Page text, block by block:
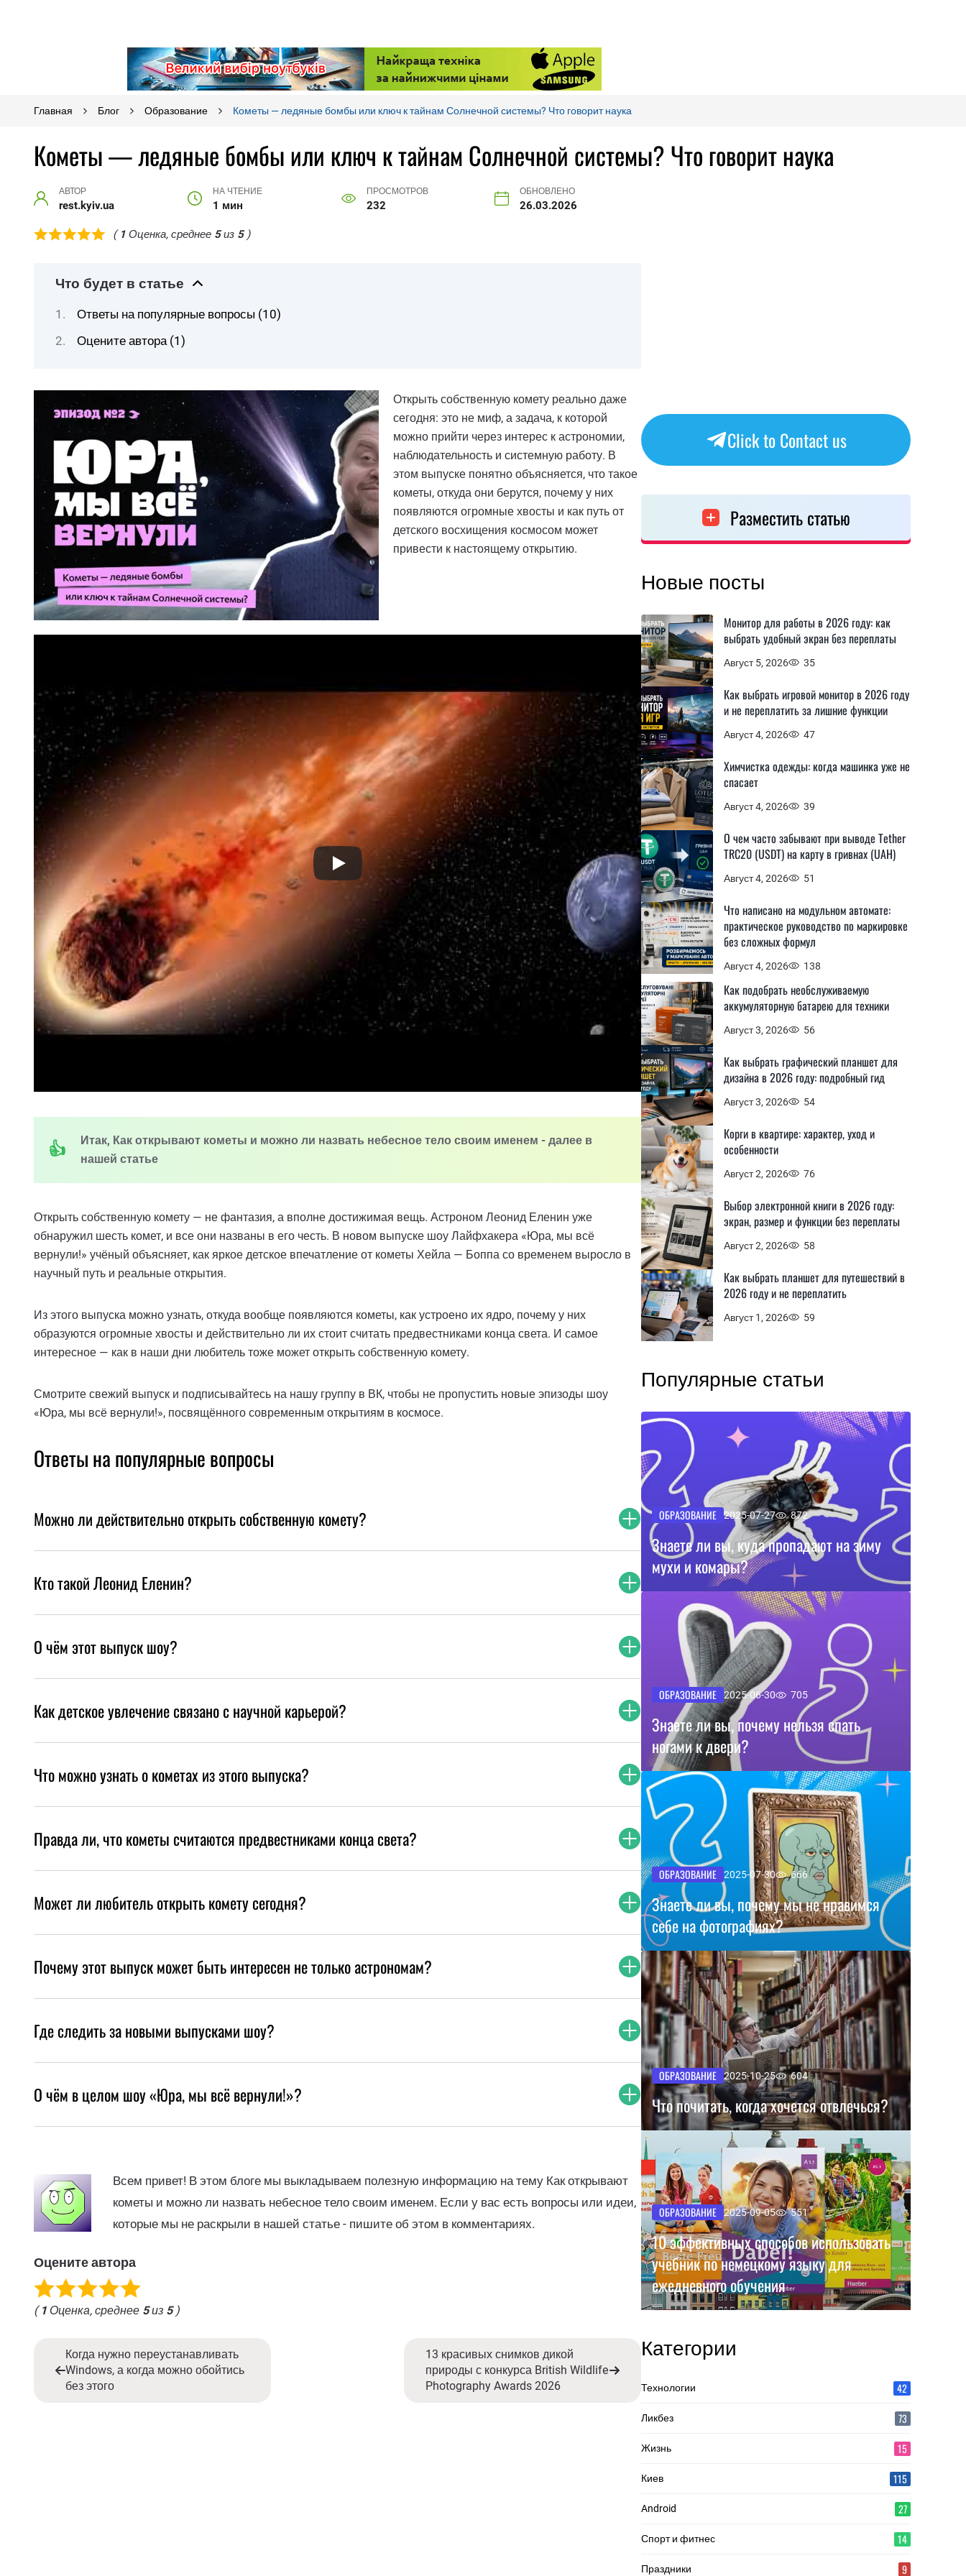
Главная Блог Образование Кометы — ледяные бомбы или ключ к тайнам Солнечной системы? Что говорит наука
Кометы — ледяные бомбы или ключ к тайнам Солнечной системы? Что говорит наука
АВТОР
rest.kyiv.ua
НА ЧТЕНИЕ
1 мин
ПРОСМОТРОВ
232
ОБНОВЛЕНО
26.03.2026
( 1 Оценка, среднее 5из 5)
Что будет в статье
Ответы на популярные вопросы (10)
Оцените автора (1)
Открыть собственную комету реально даже
сегодня: это не миф, а задача, к которой
можно прийти через интерес к астрономии,
наблюдательность и системную работу. В
этом выпуске понятно объясняется, что такое
кометы, откуда они берутся, почему у них
появляются огромные хвосты и как путь от
детского восхищения космосом может
привести к настоящему открытию.
Итак, Как открывают кометы и можно ли назвать небесное тело своим именем - далее в
нашей статье
Открыть собственную комету — не фантазия, а вполне достижимая вещь. Астроном Леонид Еленин уже
обнаружил шесть комет, и все они названы в его честь. В новом выпуске шоу Лайфхакера «Юра, мы всё
вернули!» учёный объясняет, как яркое детское впечатление от кометы Хейла — Боппа со временем выросло в
научный путь и реальные открытия.
Из этого выпуска можно узнать, откуда вообще появляются кометы, как устроено их ядро, почему у них
образуются огромные хвосты и действительно ли их стоит считать предвестниками конца света. И самое
интересное — как в наши дни любитель тоже может открыть собственную комету.
Смотрите свежий выпуск и подписывайтесь на нашу группу в ВК, чтобы не пропустить новые эпизоды шоу
«Юра, мы всё вернули!», посвящённого современным открытиям в космосе.
Ответы на популярные вопросы
Можно ли действительно открыть собственную комету?
Кто такой Леонид Еленин?
О чём этот выпуск шоу?
Как детское увлечение связано с научной карьерой?
Что можно узнать о кометах из этого выпуска?
Правда ли, что кометы считаются предвестниками конца света?
Может ли любитель открыть комету сегодня?
Почему этот выпуск может быть интересен не только астрономам?
Где следить за новыми выпусками шоу?
О чём в целом шоу «Юра, мы всё вернули!»?
Всем привет! В этом блоге мы выкладываем полезную информацию на тему Как открывают
кометы и можно ли назвать небесное тело своим именем. Если у вас есть вопросы или идеи,
которые мы не раскрыли в нашей статье - пишите об этом в комментариях.
Оцените автора
( 1 Оценка, среднее 5из 5)
Когда нужно переустанавливать
Windows, а когда можно обойтись
без этого
13 красивых снимков дикой
природы с конкурса British Wildlife
Photography Awards 2026
Click to Contact us
Разместить статью
Новые посты
Август 5, 2026 35
Монитор для работы в 2026 году: как
выбрать удобный экран без переплаты
Август 4, 2026 47
Как выбрать игровой монитор в 2026 году
и не переплатить за лишние функции
Август 4, 2026 39
Химчистка одежды: когда машинка уже не
спасает
Август 4, 2026 51
О чем часто забывают при выводе Tether
TRC20 (USDT) на карту в гривнах (UAH)
Август 4, 2026 138
Что написано на модульном автомате:
практическое руководство по маркировке
без сложных формул
Август 3, 2026 56
Как подобрать необслуживаемую
аккумуляторную батарею для техники
Август 3, 2026 54
Как выбрать графический планшет для
дизайна в 2026 году: подробный гид
Август 2, 2026 76
Корги в квартире: характер, уход и
особенности
Август 2, 2026 58
Выбор электронной книги в 2026 году:
экран, размер и функции без переплаты
Август 1, 2026 59
Как выбрать планшет для путешествий в
2026 году и не переплатить
Популярные статьи
ОБРАЗОВАНИЕ 2025-07-27 872
Знаете ли вы, куда пропадают на зиму
мухи и комары?
ОБРАЗОВАНИЕ 2025-06-30 705
Знаете ли вы, почему нельзя спать
ногами к двери?
ОБРАЗОВАНИЕ 2025-07-30 666
Знаете ли вы, почему мы не нравимся
себе на фотографиях?
ОБРАЗОВАНИЕ 2025-10-25 604
Что почитать, когда хочется отвлечься?
ОБРАЗОВАНИЕ 2025-09-05 551
10 эффективных способов использовать
учебник по немецкому языку для
ежедневного обучения
Категории
Технологии 42
Ликбез 73
Жизнь 15
Киев 115
Android 27
Спорт и фитнес 14
Праздники 9